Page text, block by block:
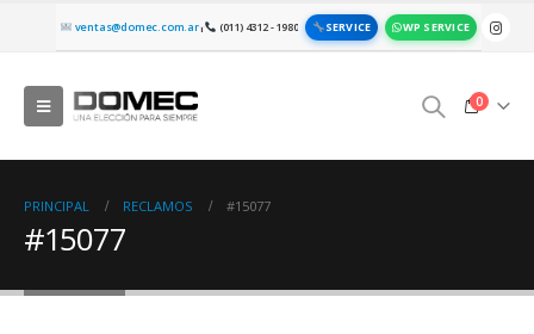
ventas@domec.com.ar| (011) 4312 - 1980 SERVICE WP SERVICE
0
PRINCIPAL RECLAMOS #15077
#15077